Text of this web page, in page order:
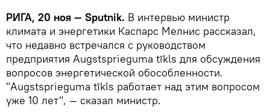
РИГА, 20 ноя — Sputnik. В интервью министр
климата и энергетики Каспарс Мелнис рассказал,
что недавно встречался с руководством
предприятия Augstsprieguma tīkls для обсуждения
вопросов энергетической обособленности.
"Augstsprieguma tīkls работает над этим вопросом
уже 10 лет", — сказал министр.